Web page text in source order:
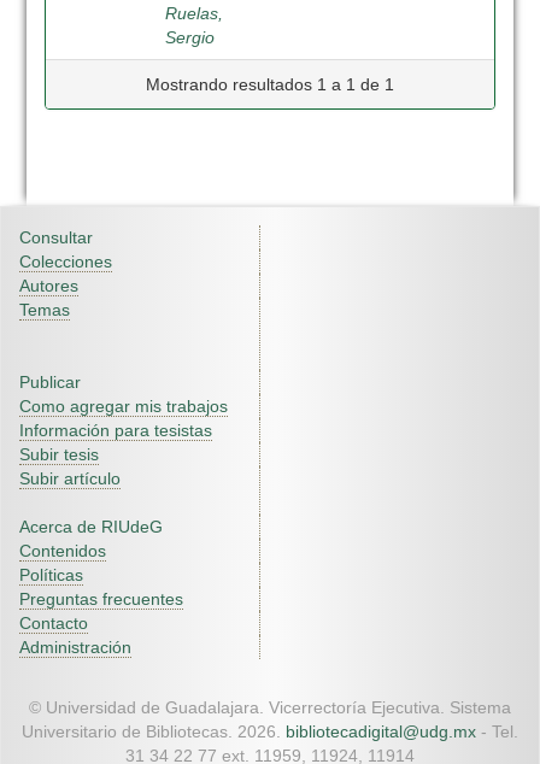
Ruelas,
Sergio
Mostrando resultados 1 a 1 de 1
Consultar
Colecciones
Autores
Temas
Publicar
Como agregar mis trabajos
Información para tesistas
Subir tesis
Subir artículo
Acerca de RIUdeG
Contenidos
Políticas
Preguntas frecuentes
Contacto
Administración
© Universidad de Guadalajara. Vicerrectoría Ejecutiva. Sistema
Universitario de Bibliotecas. 2026. bibliotecadigital@udg.mx - Tel.
31 34 22 77 ext. 11959, 11924, 11914